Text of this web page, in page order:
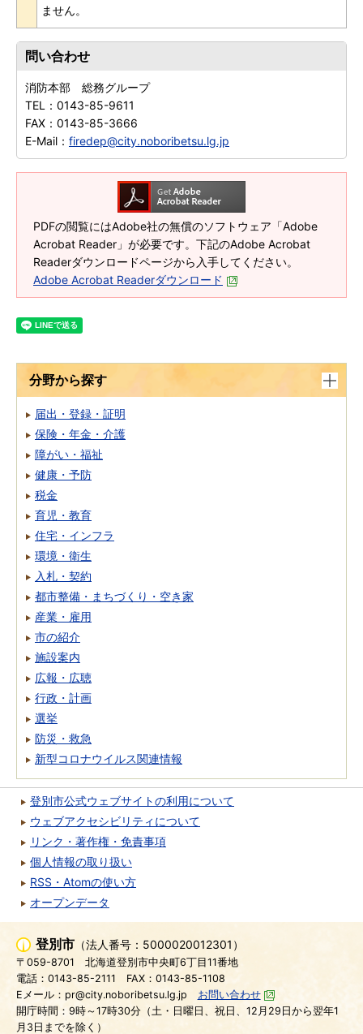
ません。
問い合わせ
消防本部 総務グループ
TEL： 0143-85-9611
FAX： 0143-85-3666
E-Mail： firedep@city.noboribetsu.lg.jp
PDFの閲覧にはAdobe社の無償のソフトウェア「Adobe
Acrobat Reader」が必要です。下記のAdobe Acrobat
Readerダウンロードページから入手してください。
Adobe Acrobat Readerダウンロード
分野から探す
届出・登録・証明
保険・年金・介護
障がい・福祉
健康・予防
税金
育児・教育
住宅・インフラ
環境・衛生
入札・契約
都市整備・まちづくり・空き家
産業・雇用
市の紹介
施設案内
広報・広聴
行政・計画
選挙
防災・救急
新型コロナウイルス関連情報
登別市公式ウェブサイトの利用について
ウェブアクセシビリティについて
リンク・著作権・免責事項
個人情報の取り扱い
RSS・Atomの使い方
オープンデータ
登別市 （法人番号：5000020012301）
〒059-8701
北海道登別市中央町6丁目11番地
電話：0143-85-2111
FAX：0143-85-1108
Eメール：pr@city.noboribetsu.lg.jp
お問い合わせ
開庁時間：9時～17時30分（土・日曜日、祝日、12月29日から翌年1
月3日までを除く）